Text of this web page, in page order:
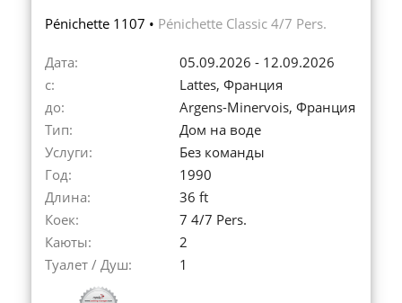
Pénichette 1107 • Pénichette Classic 4/7 Pers.
Дата:
05.09.2026 - 12.09.2026
с:
Lattes, Франция
до:
Argens-Minervois, Франция
Тип:
Дом на воде
Услуги:
Без команды
Год:
1990
Длина:
36 ft
Коек:
7 4/7 Pers.
Каюты:
2
Туалет / Душ:
1